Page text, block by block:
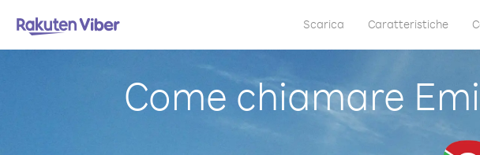
Scarica Caratteristiche
Come chiamare